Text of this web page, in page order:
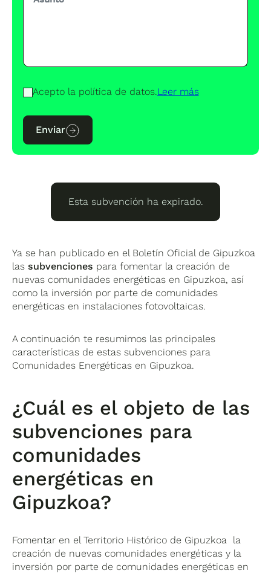
Acepto la política de datos.Leer más
Enviar
Esta subvención ha expirado.
Ya se han publicado en el Boletín Oficial de Gipuzkoa
las subvenciones para fomentar la creación de
nuevas comunidades energéticas en Gipuzkoa, así
como la inversión por parte de comunidades
energéticas en instalaciones fotovoltaicas.
A continuación te resumimos las principales
características de estas subvenciones para
Comunidades Energéticas en Gipuzkoa.
¿Cuál es el objeto de las
subvenciones para
comunidades
energéticas en
Gipuzkoa?
Fomentar en el Territorio Histórico de Gipuzkoa la
creación de nuevas comunidades energéticas y la
inversión por parte de comunidades energéticas en